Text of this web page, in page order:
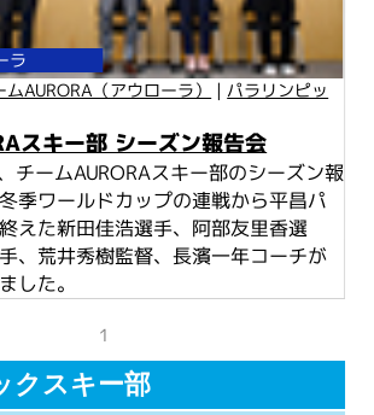
ラ
ムAURORA（アウローラ） | パラリンピッ
スキー部 シーズン報告会
チームAURORAスキー部のシーズン報
季ワールドカップの連戦から平昌パ
えた新田佳浩選手、阿部友里香選
、荒井秀樹監督、長濱一年コーチが
した。
1
クスキー部